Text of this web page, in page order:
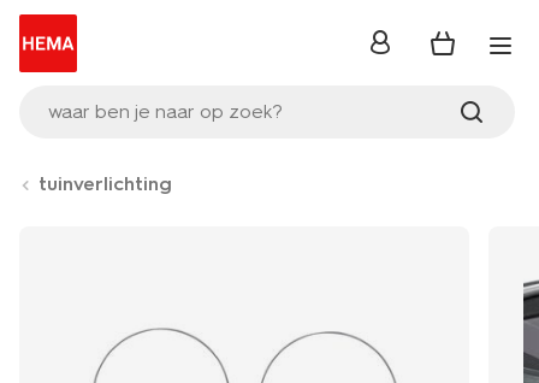
waar ben je naar op zoek?
inloggen
tuinverlichting